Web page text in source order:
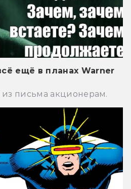
ещё в планах Warner
из письма акционерам.